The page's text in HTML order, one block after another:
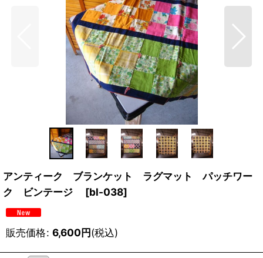
アンティーク ブランケット ラグマット パッチワー
ク ビンテージ
[bl-038]
販売価格: 6,600円(税込)